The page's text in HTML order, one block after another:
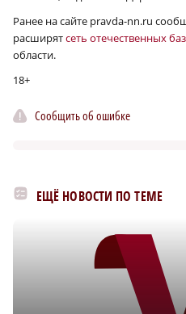
Ранее на сайте pravda-nn.ru
расширятсеть отечественных
области.
18+
Сообщить об ошибке
ЕЩЁ НОВОСТИ ПО ТЕМЕ